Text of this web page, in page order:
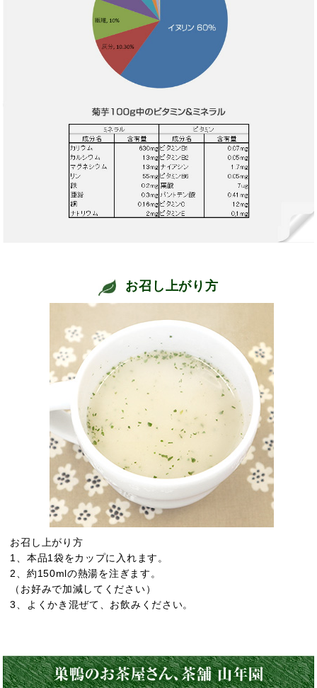
お召し上がり方
お召し上がり方
1、本品1袋をカップに入れます。
2、約150mlの熱湯を注ぎます。
（お好みで加減してください）
3、よくかき混ぜて、お飲みください。